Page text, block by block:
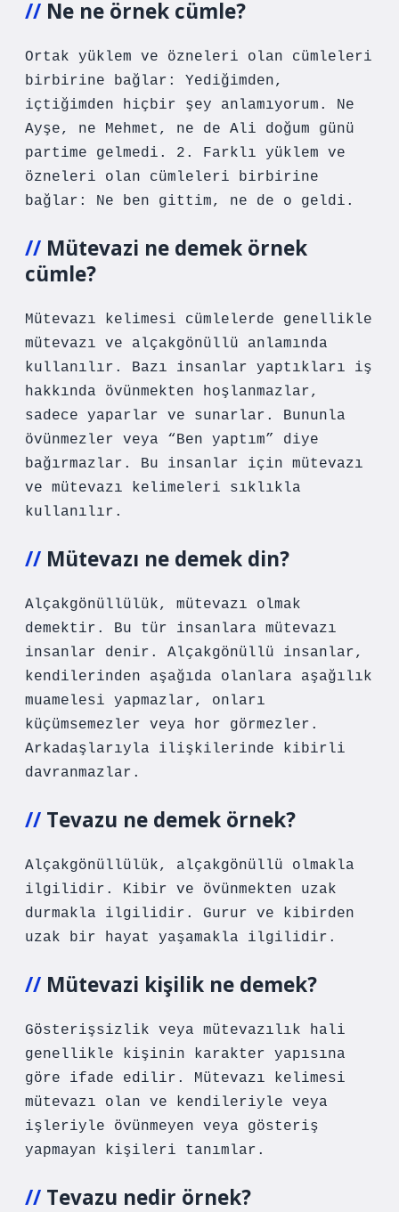
Ne ne örnek cümle?
Ortak yüklem ve özneleri olan cümleleri
birbirine bağlar: Yediğimden,
içtiğimden hiçbir şey anlamıyorum. Ne
Ayşe, ne Mehmet, ne de Ali doğum günü
partime gelmedi. 2. Farklı yüklem ve
özneleri olan cümleleri birbirine
bağlar: Ne ben gittim, ne de o geldi.
Mütevazi ne demek örnek
cümle?
Mütevazı kelimesi cümlelerde genellikle
mütevazı ve alçakgönüllü anlamında
kullanılır. Bazı insanlar yaptıkları iş
hakkında övünmekten hoşlanmazlar,
sadece yaparlar ve sunarlar. Bununla
övünmezler veya “Ben yaptım” diye
bağırmazlar. Bu insanlar için mütevazı
ve mütevazı kelimeleri sıklıkla
kullanılır.
Mütevazı ne demek din?
Alçakgönüllülük, mütevazı olmak
demektir. Bu tür insanlara mütevazı
insanlar denir. Alçakgönüllü insanlar,
kendilerinden aşağıda olanlara aşağılık
muamelesi yapmazlar, onları
küçümsemezler veya hor görmezler.
Arkadaşlarıyla ilişkilerinde kibirli
davranmazlar.
Tevazu ne demek örnek?
Alçakgönüllülük, alçakgönüllü olmakla
ilgilidir. Kibir ve övünmekten uzak
durmakla ilgilidir. Gurur ve kibirden
uzak bir hayat yaşamakla ilgilidir.
Mütevazi kişilik ne demek?
Gösterişsizlik veya mütevazılık hali
genellikle kişinin karakter yapısına
göre ifade edilir. Mütevazı kelimesi
mütevazı olan ve kendileriyle veya
işleriyle övünmeyen veya gösteriş
yapmayan kişileri tanımlar.
Tevazu nedir örnek?